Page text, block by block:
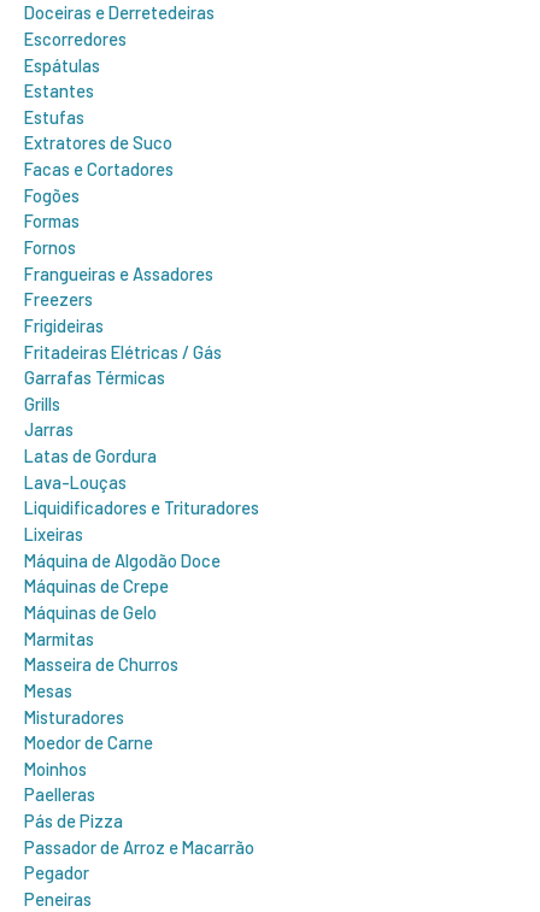
Doceiras e Derretedeiras
Escorredores
Espátulas
Estantes
Estufas
Extratores de Suco
Facas e Cortadores
Fogões
Formas
Fornos
Frangueiras e Assadores
Freezers
Frigideiras
Fritadeiras Elétricas / Gás
Garrafas Térmicas
Grills
Jarras
Latas de Gordura
Lava-Louças
Liquidificadores e Trituradores
Lixeiras
Máquina de Algodão Doce
Máquinas de Crepe
Máquinas de Gelo
Marmitas
Masseira de Churros
Mesas
Misturadores
Moedor de Carne
Moinhos
Paelleras
Pás de Pizza
Passador de Arroz e Macarrão
Pegador
Peneiras